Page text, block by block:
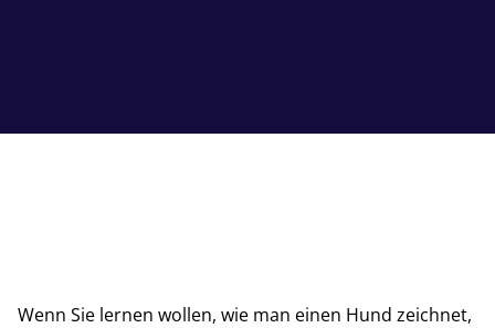
Wenn Sie lernen wollen, wie man einen Hund zeichnet,